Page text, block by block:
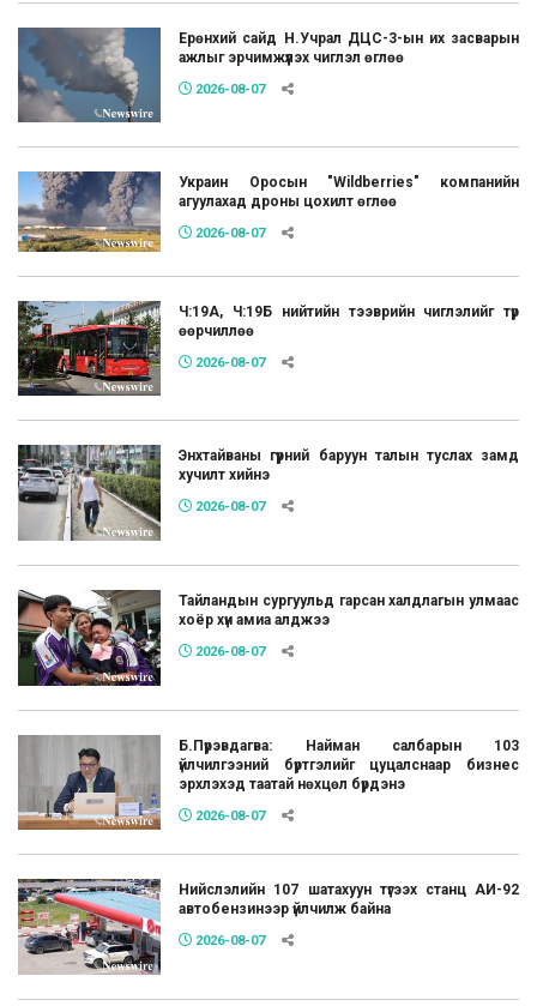
Ерөнхий сайд Н.Учрал ДЦС-3-ын их засварын
ажлыг эрчимжүүлэх чиглэл өглөө
2026-08-07
Украин Оросын "Wildberries" компанийн
агуулахад дроны цохилт өглөө
2026-08-07
Ч:19А, Ч:19Б нийтийн тээврийн чиглэлийг түр
өөрчиллөө
2026-08-07
Энхтайваны гүүрний баруун талын туслах замд
хучилт хийнэ
2026-08-07
Тайландын сургуульд гарсан халдлагын улмаас
хоёр хүн амиа алджээ
2026-08-07
Б.Пүрэвдагва: Найман салбарын 103
үйлчилгээний бүртгэлийг цуцалснаар бизнес
эрхлэхэд таатай нөхцөл бүрдэнэ
2026-08-07
Нийслэлийн 107 шатахуун түгээх станц АИ-92
автобензинээр үйлчилж байна
2026-08-07